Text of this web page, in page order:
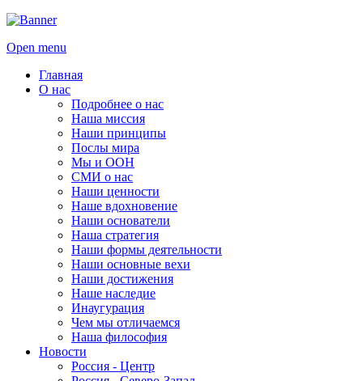
Open menu
Главная
О нас
Подробнее о нас
Наша миссия
Наши принципы
Послы мира
Мы и ООН
СМИ о нас
Наши ценности
Наше вдохновение
Наши основатели
Наша стратегия
Наши формы деятельности
Наши основные вехи
Наши достижения
Наше наследие
Инаугурация
Чем мы отличаемся
Наша философия
Новости
Россия - Центр